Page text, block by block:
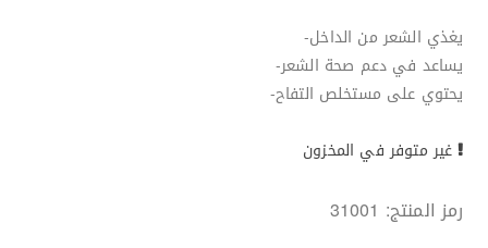
يغذي الشعر من الداخل-
يساعد في دعم صحة الشعر-
يحتوي على مستخلص التفاح-
غير متوفر في المخزون
رمز المنتج: 31001